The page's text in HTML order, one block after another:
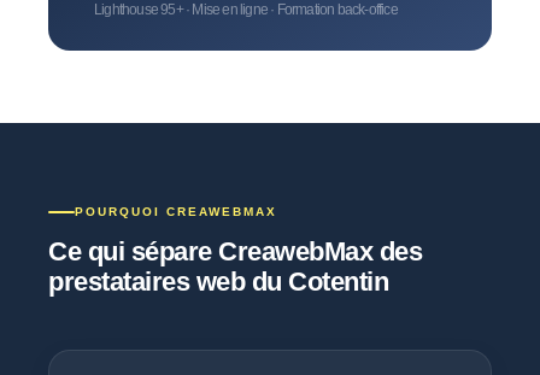
Lighthouse 95+ · Mise en ligne · Formation back-office
POURQUOI CREAWEBMAX
Ce qui sépare CreawebMax des
prestataires web du Cotentin